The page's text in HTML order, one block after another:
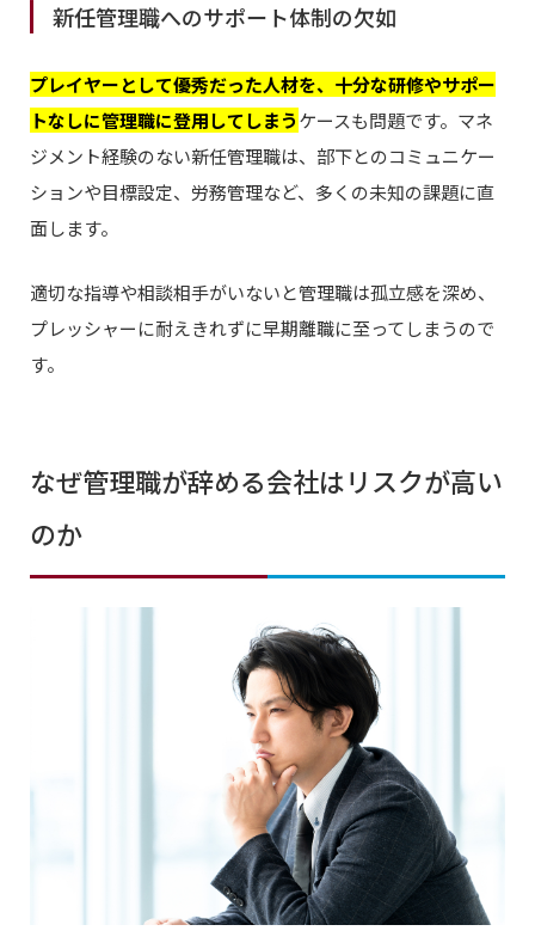
新任管理職へのサポート体制の欠如
プレイヤーとして優秀だった人材を、十分な研修やサポー
トなしに管理職に登用してしまうケースも問題です。マネ
ジメント経験のない新任管理職は、部下とのコミュニケー
ションや目標設定、労務管理など、多くの未知の課題に直
面します。
適切な指導や相談相手がいないと管理職は孤立感を深め、
プレッシャーに耐えきれずに早期離職に至ってしまうので
す。
なぜ管理職が辞める会社はリスクが高い
のか